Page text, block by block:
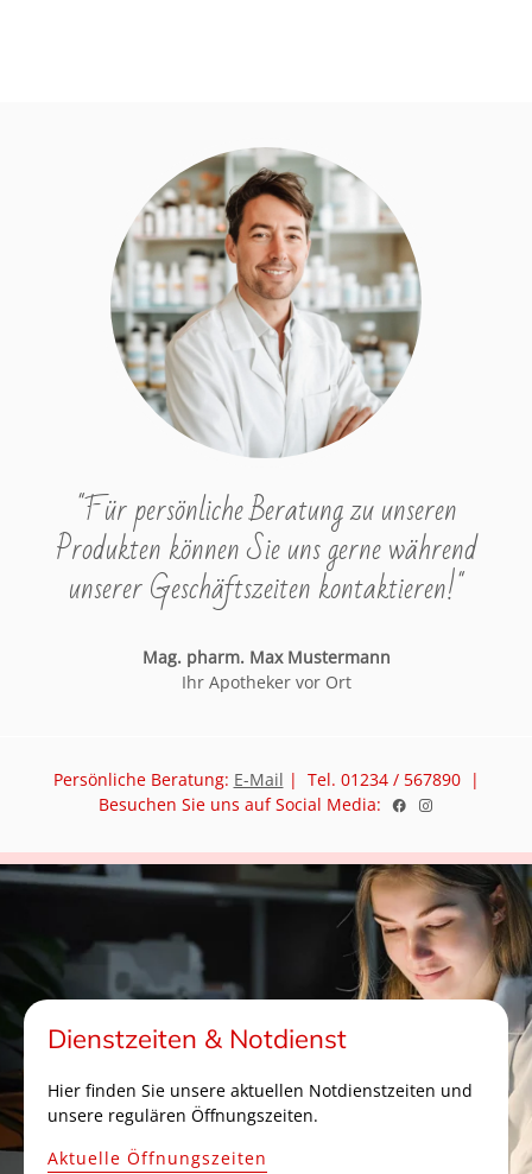
"Für persönliche Beratung zu unseren
Produkten können Sie uns gerne während
unserer Geschäftszeiten kontaktieren!"
Mag. pharm. Max Mustermann
Ihr Apotheker vor Ort
Persönliche Beratung: E-Mail | Tel. 01234 / 567890 |
Besuchen Sie uns auf Social Media:
Dienstzeiten & Notdienst
Hier finden Sie unsere aktuellen Notdienstzeiten und
unsere regulären Öffnungszeiten.
Aktuelle Öffnungszeiten